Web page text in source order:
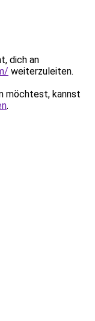
dich an
weiterzuleiten.
möchtest, kannst
.